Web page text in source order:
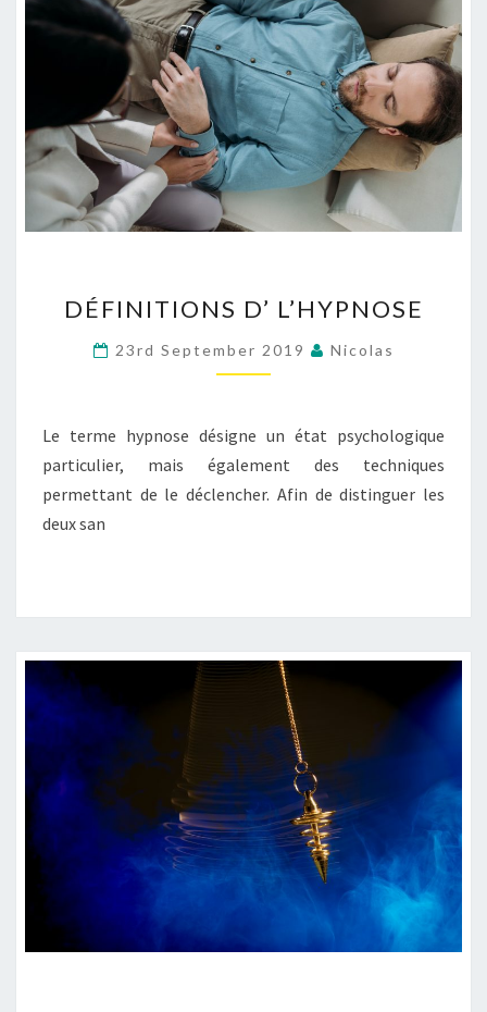
D’
DÉFINITIONS D’ L’HYPNOSE
23rd September 2019 Nicolas
Le terme hypnose désigne un état psychologique
particulier, mais également des techniques
permettant de le déclencher. Afin de distinguer les
deux san